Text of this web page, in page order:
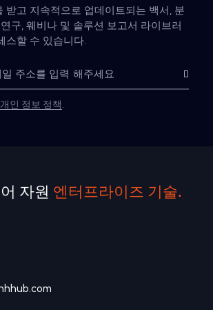
받고 지속적으로 업데이트되는 백서, 분
구, 웨비나 및 솔루션 보고서 라이브러
스할 수 있습니다.
Subscribe
개인 정보 정책.
자원 엔터프라이즈 기술.